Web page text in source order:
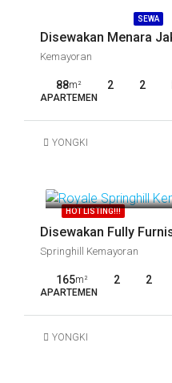
SEWA
Kemayoran
88m² 2 2
APARTEMEN
YONGKI
HOT LISTING!!!
Springhill Kemayoran
165m² 2 2
APARTEMEN
YONGKI